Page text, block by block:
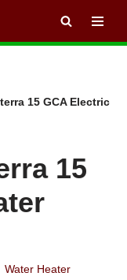
15 GCA Electric
15
Water Heater